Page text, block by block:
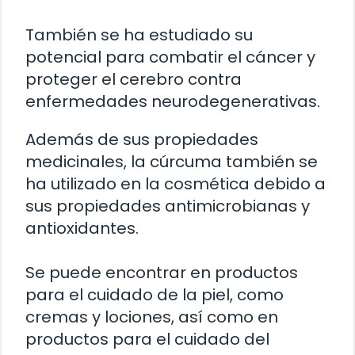
También se ha estudiado su
potencial para combatir el cáncer y
proteger el cerebro contra
enfermedades neurodegenerativas.
Además de sus propiedades
medicinales, la cúrcuma también se
ha utilizado en la cosmética debido a
sus propiedades antimicrobianas y
antioxidantes.
Se puede encontrar en productos
para el cuidado de la piel, como
cremas y lociones, así como en
productos para el cuidado del